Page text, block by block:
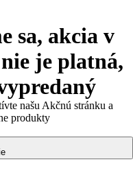
sa, akcia v
je platná,
našu Akčnú stránku a
produkty